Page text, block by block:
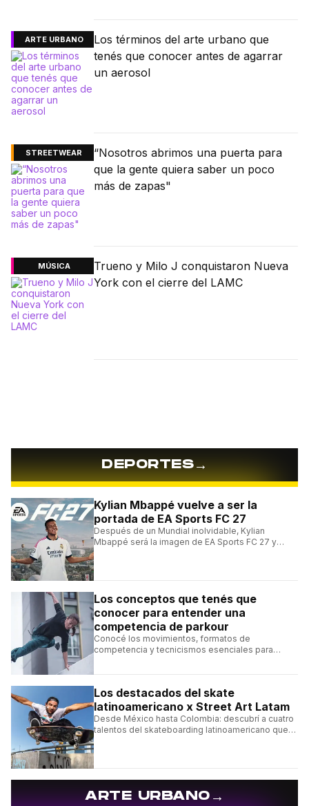
ARTE URBANO
Los términos del arte urbano que
tenés que conocer antes de agarrar
un aerosol
STREETWEAR
“Nosotros abrimos una puerta para
que la gente quiera saber un poco
más de zapas"
MÚSICA
Trueno y Milo J conquistaron Nueva
York con el cierre del LAMC
DEPORTES→
Kylian Mbappé vuelve a ser la
portada de EA Sports FC 27
Después de un Mundial inolvidable, Kylian
Mbappé será la imagen de EA Sports FC 27 y
Los conceptos que tenés que
conocer para entender una
competencia de parkour
Conocé los movimientos, formatos de
competencia y tecnicismos esenciales para
Los destacados del skate
latinoamericano x Street Art Latam
Desde México hasta Colombia: descubrí a cuatro
talentos del skateboarding latinoamericano que
ARTE URBANO→